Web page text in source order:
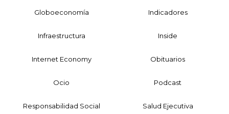
Globoeconomía Indicadores
Infraestructura Inside
Internet Economy Obituarios
Ocio Podcast
Responsabilidad Social Salud Ejecutiva